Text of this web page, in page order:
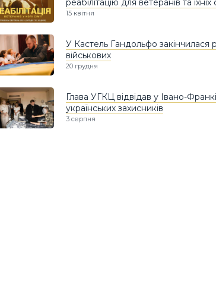
реабілітацію для ветеранів та їхніх
15 квітня
У Кастель Гандольфо закінчилася
військових
20 грудня
Глава УГКЦ відвідав у Івано-
українських захисників
3 серпня